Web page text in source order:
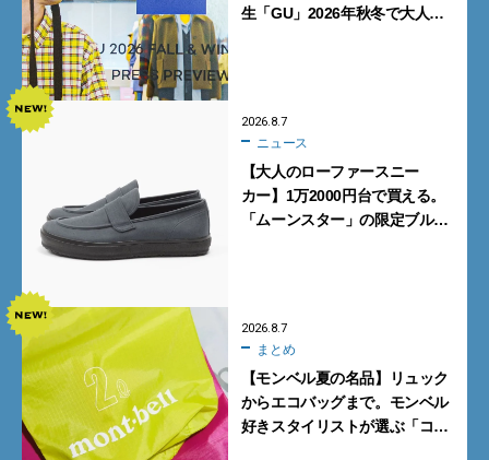
生「GU」2026年秋冬で大人メ
2026.8.7
ニュース
【大人のローファースニー
カー】1万2000円台で買える。
「ムーンスター」の限定ブルー
2026.8.7
まとめ
【モンベル夏の名品】リュック
からエコバッグまで。モンベル
好きスタイリストが選ぶ「コス